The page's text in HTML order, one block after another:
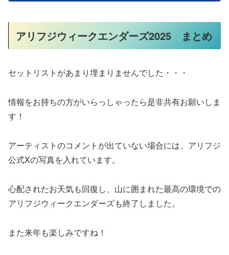
アリフジウィークエンダーズ2025 まとめ
セットリストがあまり埋まりませんでした・・・
情報をお持ちの方がいらっしゃったら是非共有お願いしま
す！
アーティストのコメントが出ていない場合には、アリフジ
公式Xの写真を入れています。
心配されたお天気も回復し、山に囲まれた最高の環境での
アリフジウィークエンダーズも終了しました。
また来年も楽しみですね！